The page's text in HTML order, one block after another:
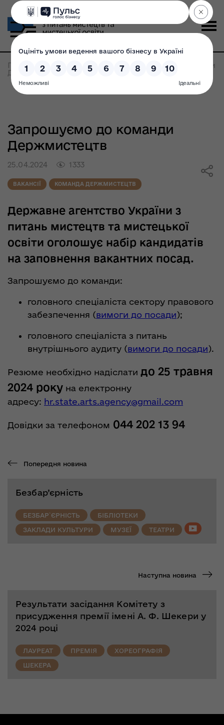
Головна Всі новини >
Запрошуємо до команди
Держмистецтв
Запрошуємо до команди
Держмистецтв
25.04.2024 1333
ВАКАНСІЇ КОМАНДА ДЕРЖМИСТЕЦТВ
Державне агентство України з
питань мистецтв та мистецької
освіти оголошує набір кандидатів
на заповнення вакантних посад.
Запрошуємо до команди:
головного спеціаліста сектору правового
забезпечення (вимоги до посади);
головного спеціаліста з питань
внутрішнього аудиту (вимоги до посади).
Резюме необхідно надіслати до 25 травня
2024 року на електронну
адресу: hr.state.arts.agency@gmail.com
Довідки за телефоном 044 202 13 94
Попередня новина
Безбар’єрність
БЕЗБАР`ЄРНІСТЬ БІБЛІОТЕКИ
ЗАКЛАДИ КУЛЬТУРИ МУЗЕЇ ТЕАТРИ
Наступна новина
Результати засідання Комітету з
присудження премії імені А. Ф. Шекери у
2024 році
ЛАУРЕАТ ПРЕМІЯ ХОРЕОГРАФІЯ
ШЕКЕРА